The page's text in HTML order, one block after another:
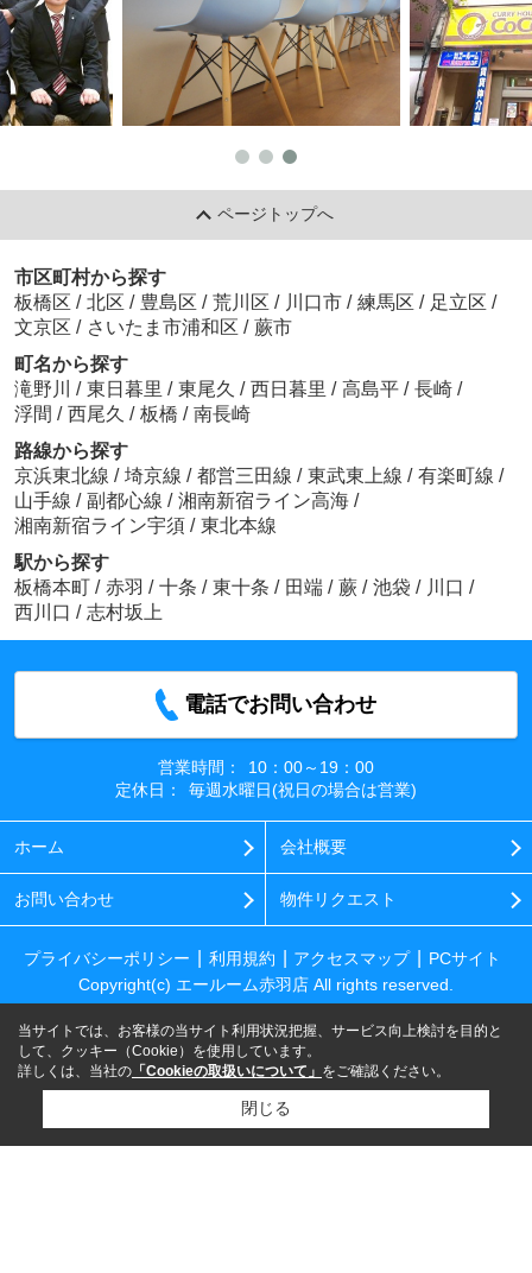
ページトップへ
市区町村から探す
板橋区 / 北区 / 豊島区 / 荒川区 / 川口市 / 練馬区 / 足立区 /
文京区 / さいたま市浦和区 / 蕨市
町名から探す
滝野川 / 東日暮里 / 東尾久 / 西日暮里 / 高島平 / 長崎 /
浮間 / 西尾久 / 板橋 / 南長崎
路線から探す
京浜東北線 / 埼京線 / 都営三田線 / 東武東上線 / 有楽町線 /
山手線 / 副都心線 / 湘南新宿ライン高海 /
湘南新宿ライン宇須 / 東北本線
駅から探す
板橋本町 / 赤羽 / 十条 / 東十条 / 田端 / 蕨 / 池袋 / 川口 /
西川口 / 志村坂上
電話でお問い合わせ
営業時間：
10：00～19：00
定休日：
毎週水曜日(祝日の場合は営業)
ホーム 会社概要
お問い合わせ 物件リクエスト
プライバシーポリシー 利用規約 アクセスマップ
PCサイト
Copyright(c) エールーム赤羽店 All rights reserved.
当サイトでは、お客様の当サイト利用状況把握、サービス向上検討を目的と
して、クッキー（Cookie）を使用しています。
詳しくは、当社の 「Cookieの取扱いについて」 をご確認ください。
閉じる